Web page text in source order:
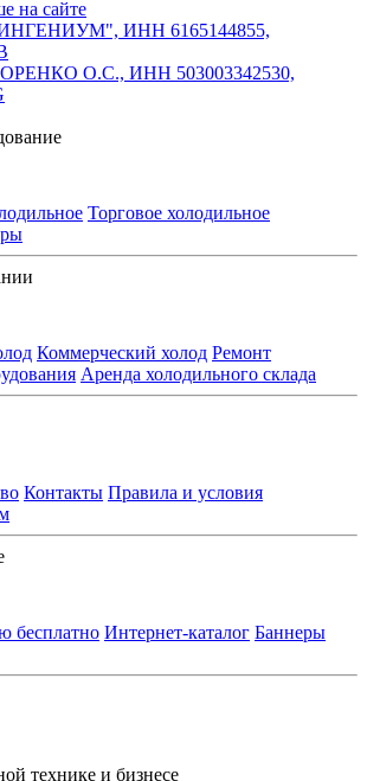
Торговое холодильное
Коммерческий холод Ремонт
Аренда холодильного склада
Контакты Правила и условия
бесплатно Интернет-каталог Баннеры
технике и бизнесе